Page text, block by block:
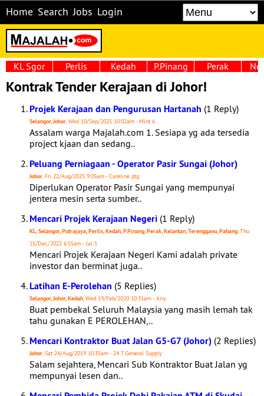
Home Search Jobs Login
KL Sgor Perlis Kedah P.Pinang Perak
Kontrak Tender Kerajaan di Johor!
Projek Kerajaan dan Pengurusan Hartanah (1 Reply)
Selangor, Johor, Wed 10/Sep/2025 10:02am - Mint 6
Assalam warga Majalah.com 1. Sesiapa yg ada tersedia
project kjaan dan sedang..
Peluang Perniagaan - Operator Pasir Sungai (Johor)
Johor, Fri 22/Aug/2025 9:05am - Careline ptg
Diperlukan Operator Pasir Sungai yang mempunyai
jentera mesin serta sumber..
Mencari Projek Kerajaan Negeri (1 Reply)
KL, Selangor, Putrajaya, Perlis, Kedah, P.Pinang, Perak, Kelantan, Terengganu, Pahang, Thu
15/Dec/2022 6:55am - Jal 5
Mencari Projek Kerajaan Negeri Kami adalah private
investor dan berminat juga..
Latihan E-Perolehan (5 Replies)
Selangor, Johor, Kedah, Wed 19/Feb/2020 10:31am - Airy
Buat pembekal Seluruh Malaysia yang masih lemah tak
tahu gunakan E PEROLEHAN,..
Mencari Kontraktor Buat Jalan G5-G7 (Johor) (2 Replies)
Johor, Sat 24/Aug/2019 10:35am - 24 7 General Supply
Salam sejahtera, Mencari Sub Kontraktor Buat Jalan yg
mempunyai lesen dan..